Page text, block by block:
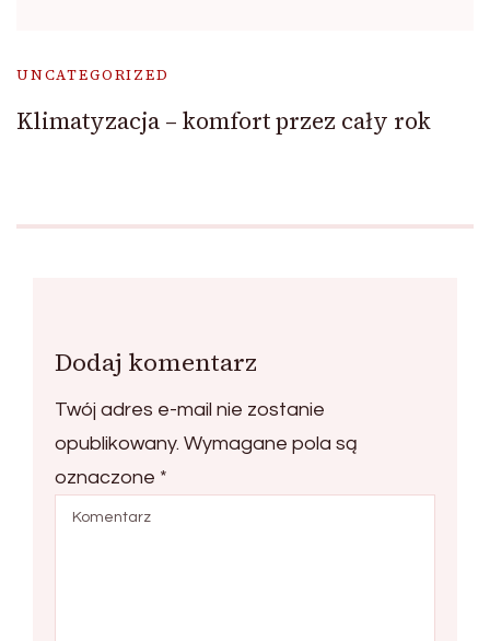
UNCATEGORIZED
Klimatyzacja – komfort przez cały rok
Dodaj komentarz
Twój adres e-mail nie zostanie
opublikowany. Wymagane pola są
oznaczone *